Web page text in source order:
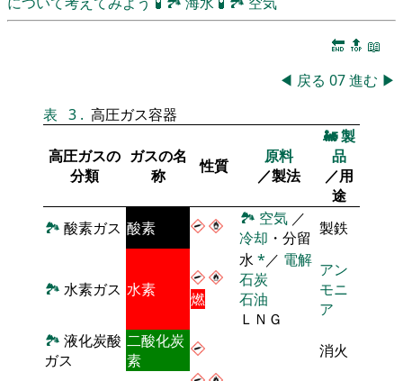
🔚 🔝 📖
◀ 戻る 07進む ▶
表 3 . 高圧ガス容器
高圧ガスの
分類
ガスの名
称
性質
原料
／製法
🚂製
品
／用
途
🏞 酸素ガス 酸素 🏞 空気 ／
冷却 ・分留 製鉄
🏞 水素ガス 水素 燃
水 *／ 電解
石炭
石油
ＬＮＧ
アン
モニ
ア
🏞 液化炭酸
ガス
二酸化炭
素
消火